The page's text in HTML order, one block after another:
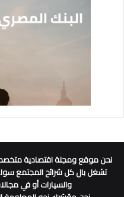
نحن موقع ومجلة اقتصادية
تشغل بال كل شرائح المجتمع
والسيارات أو في